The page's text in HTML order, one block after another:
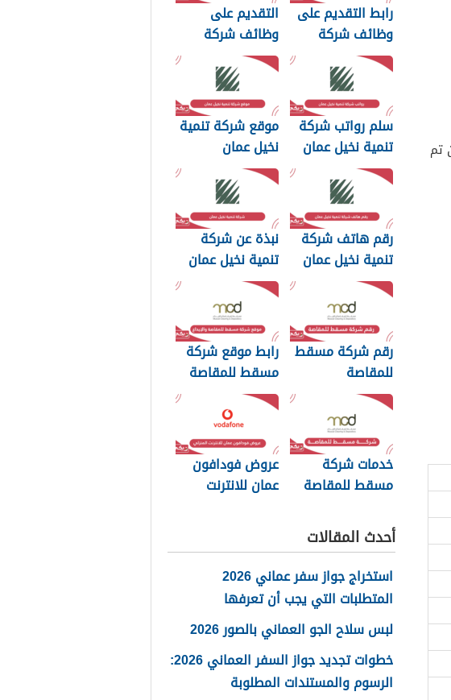
تم
رابط التقديم على
وظائف شركة
مسقط للمقاصة
والإيداع 2026
التقديم على
وظائف شركة
تنمية نخيل عمان
2026
سلم رواتب شركة
تنمية نخيل عمان
2026
موقع شركة تنمية
نخيل عمان
رقم هاتف شركة
تنمية نخيل عمان
نبذة عن شركة
تنمية نخيل عمان
رقم شركة مسقط
للمقاصة
للاستفسار
رابط موقع شركة
مسقط للمقاصة
والإيداع
خدمات شركة
مسقط للمقاصة
عروض فودافون
عمان للانترنت
أحدث المقالات
استخراج جواز سفر عماني 2026
المتطلبات التي يجب أن تعرفها
لبس سلاح الجو العماني بالصور 2026
خطوات تجديد جواز السفر العماني 2026:
الرسوم والمستندات المطلوبة